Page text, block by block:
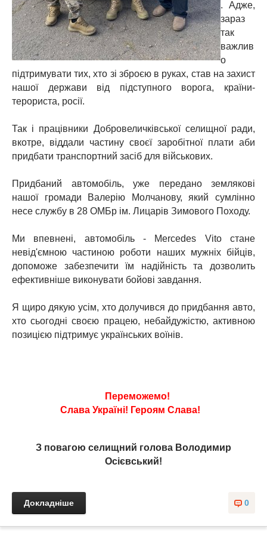
. Адже,
зараз
так
важлив
о
підтримувати тих, хто зі зброєю в руках, став на захист
нашої держави від підступного ворога, країни-
терориста, росії.
Так і працівники Добровеличківської селищної ради,
вкотре, віддали частину своєї заробітної плати аби
придбати транспортний засіб для військових.
Придбаний автомобіль, уже передано землякові
нашої громади Валерію Молчанову, який сумлінно
несе службу в 28 ОМБр ім. Лицарів Зимового Походу.
Ми впевнені, автомобіль - Mercedes Vito стане
невід'ємною частиною роботи наших мужніх бійців,
допоможе забезпечити їм надійність та дозволить
ефективніше виконувати бойові завдання.
Я щиро дякую усім, хто долучився до придбання авто,
хто сьогодні своєю працею, небайдужістю, активною
позицією підтримує українських воїнів.
Переможемо!
Слава Україні! Героям Слава!
З повагою селищний голова Володимир
Осієвський!
0
Докладніше